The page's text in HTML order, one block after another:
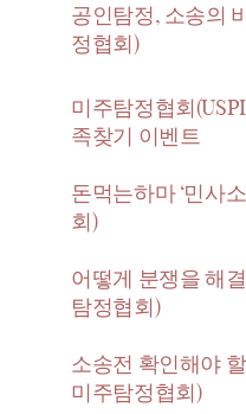
공인탐정, 소송의
정협회)
미주탐정협회
족찾기 이벤트
돈먹는하마 ‘민사
회)
어떻게 분쟁을 해
탐정협회)
소송전 확인해야
미주탐정협회)